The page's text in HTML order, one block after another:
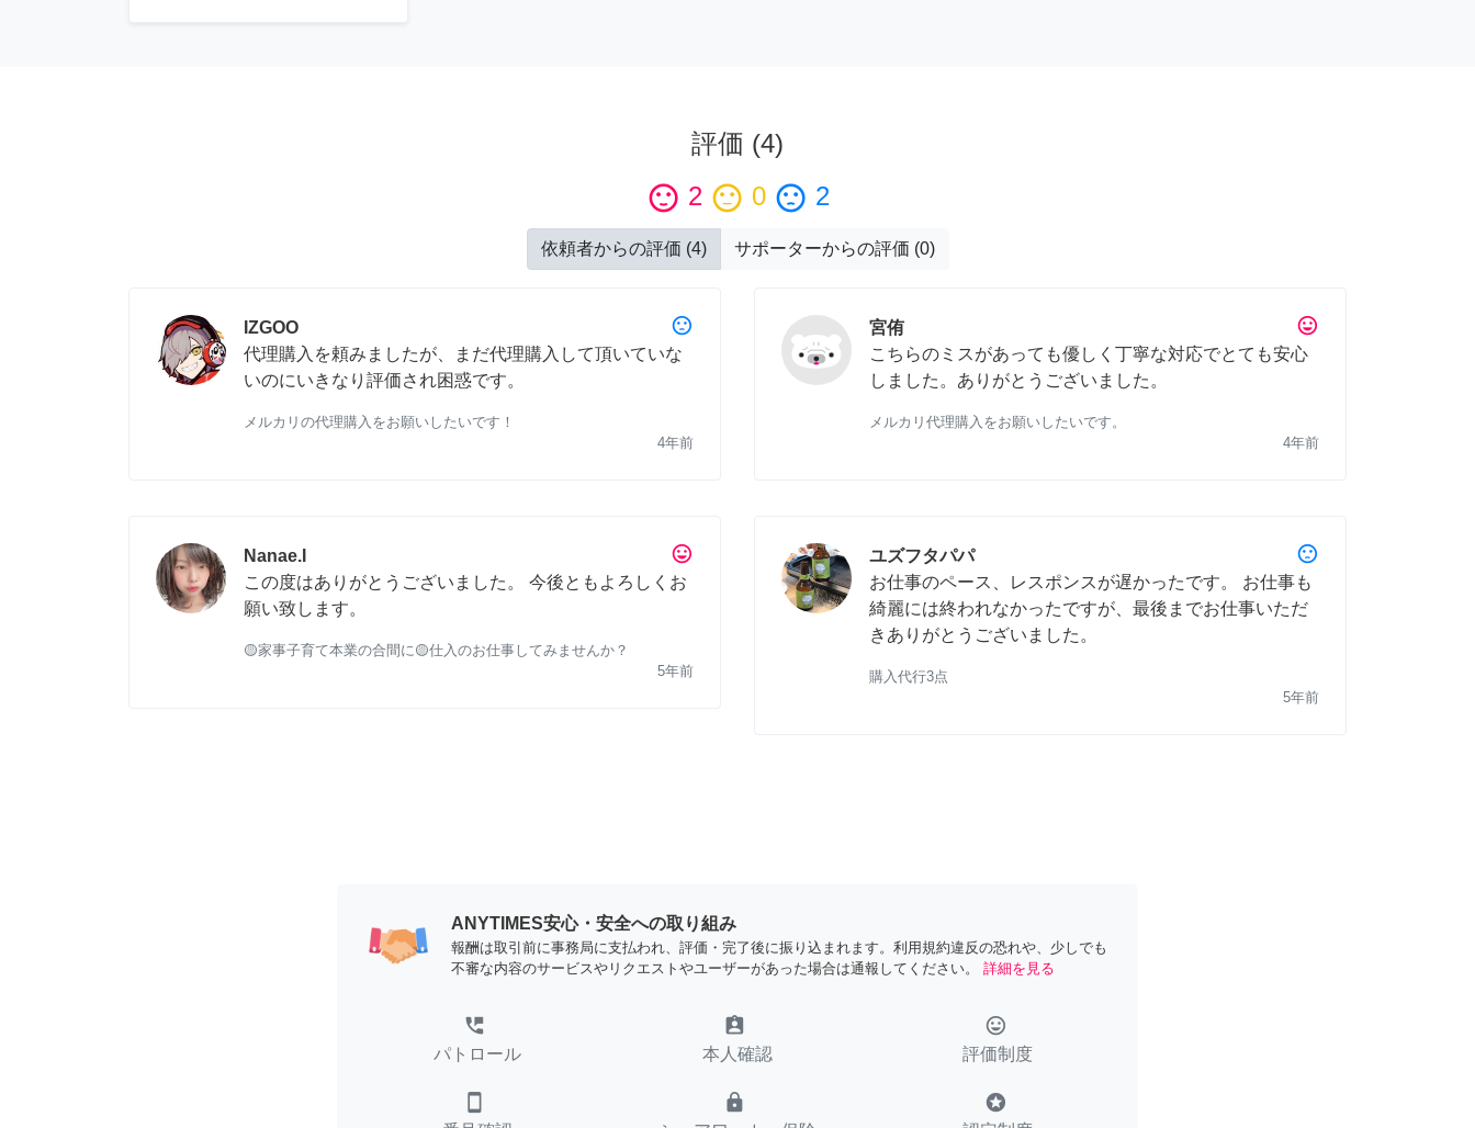
評価 (4)
sentiment_satisfied 2 sentiment_neutral 0 sentiment_dissatisfied 2
依頼者からの評価 (4) サポーターからの評価 (0)
sentiment_dissatisfied
IZGOO
代理購入を頼みましたが、まだ代理購入して頂いていな
いのにいきなり評価され困惑です。
メルカリの代理購入をお願いしたいです！
4年前
tag_faces
宮侑
こちらのミスがあっても優しく丁寧な対応でとても安心
しました。ありがとうございました。
メルカリ代理購入をお願いしたいです。
4年前
tag_faces
Nanae.I
この度はありがとうございました。 今後ともよろしくお
願い致します。
🟡家事子育て本業の合間に🟡仕入のお仕事してみませんか？
5年前
sentiment_dissatisfied
ユズフタパパ
お仕事のペース、レスポンスが遅かったです。 お仕事も
綺麗には終われなかったですが、最後までお仕事いただ
きありがとうございました。
購入代行3点
5年前
ANYTIMES安心・安全への取り組み
報酬は取引前に事務局に支払われ、評価・完了後に振り込まれます。利用規約違反の恐れや、少しでも
不審な内容のサービスやリクエストやユーザーがあった場合は通報してください。
詳細を見る
perm_phone_msg
パトロール
assignment_ind
本人確認
tag_faces
評価制度
smartphone lock stars